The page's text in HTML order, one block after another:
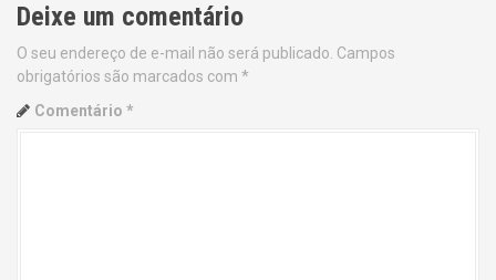
t
n
a
Deixe um comentário
O seu endereço de e-mail não será publicado. Campos
obrigatórios são marcados com *
Comentário *